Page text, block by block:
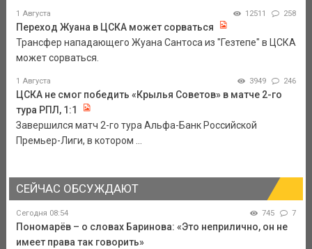
1 Августа 12511 258
Переход Жуана в ЦСКА может сорваться
Трансфер нападающего Жуана Сантоса из "Гезтепе" в ЦСКА
может сорваться.
1 Августа 3949 246
ЦСКА не смог победить «Крылья Советов» в матче 2-го
тура РПЛ, 1:1
Завершился матч 2-го тура Альфа-Банк Российской
Премьер-Лиги, в котором ...
СЕЙЧАС ОБСУЖДАЮТ
Сегодня 08:54 745 7
Пономарёв – о словах Баринова: «Это неприлично, он не
имеет права так говорить»